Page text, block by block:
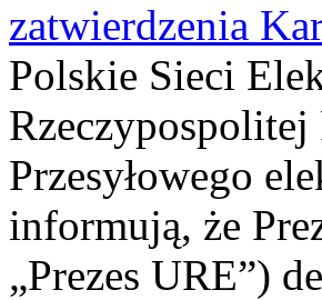
zatwierdzenia
Polskie Sieci
Przesyłowego
informują, że
„Prezes URE”)